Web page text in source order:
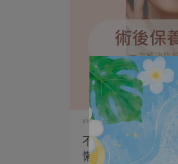
不想再反黑了！美
懶人包」 保養注意
vigorskincare | 2024-01-